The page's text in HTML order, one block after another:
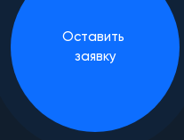
Оставить
заявку